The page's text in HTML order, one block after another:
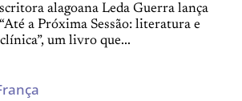
alagoana Leda Guerra lança
a Próxima Sessão: literatura e
um livro que...